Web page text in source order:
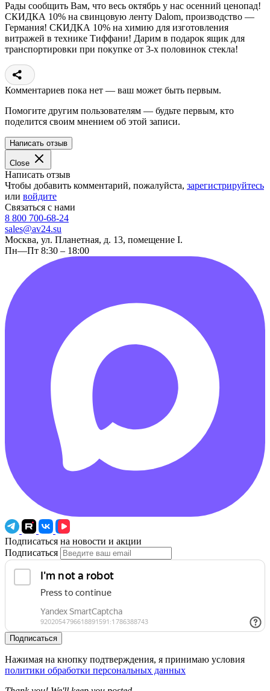
Рады сообщить Вам, что весь октябрь у нас осенний ценопад!
СКИДКА 10% на свинцовую ленту Dalom, производство —
Германия! СКИДКА 10% на химию для изготовления
витражей в технике Тиффани! Дарим в подарок ящик для
транспортировки при покупке от 3-х половинок стекла!
Комментариев пока нет — ваш может быть первым.
Помогите другим пользователям — будьте первым, кто
поделится своим мнением об этой записи.
Написать отзыв
Close
Написать отзыв
Чтобы добавить комментарий, пожалуйста, зарегистрируйтесь
или войдите
Связаться с нами
8 800 700-68-24
sales@av24.su
Москва, ул. Планетная, д. 13, помещение I.
Пн—Пт 8:30 – 18:00
Подписаться на новости и акции
Подписаться
Подписаться
Нажимая на кнопку подтверждения, я принимаю условия
политики обработки персональных данных